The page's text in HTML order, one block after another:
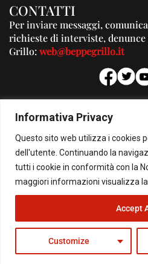
Informativa Privacy
Questo sito web utilizza i cookies
dell'utente. Continuando la
tutti i cookie in conformità con la
maggiori informazioni visualizza la
Customize
Accept
CONTATTI
Per inviare messaggi,
richieste di interviste, denunce
Grillo:web@beppegrillo.it
Per la
HOMEPAGE COOKIE POLICY
© Copyright 2026 - Il Blog di Beppe